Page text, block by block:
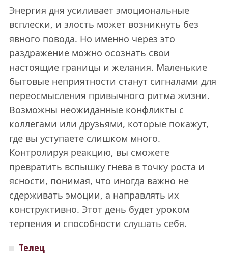
Энергия дня усиливает эмоциональные
всплески, и злость может возникнуть без
явного повода. Но именно через это
раздражение можно осознать свои
настоящие границы и желания. Маленькие
бытовые неприятности станут сигналами для
переосмысления привычного ритма жизни.
Возможны неожиданные конфликты с
коллегами или друзьями, которые покажут,
где вы уступаете слишком много.
Контролируя реакцию, вы сможете
превратить вспышку гнева в точку роста и
ясности, понимая, что иногда важно не
сдерживать эмоции, а направлять их
конструктивно. Этот день будет уроком
терпения и способности слушать себя.
Телец